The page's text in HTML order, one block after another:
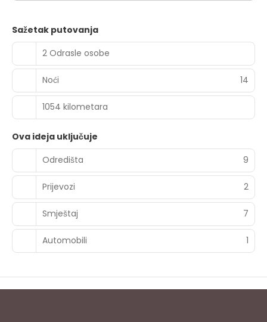
Sažetak putovanja
2 Odrasle osobe
Noći 14
1054 kilometara
Ova ideja uključuje
Odredišta
9
Prijevozi 2
Smještaj 7
Automobili 1